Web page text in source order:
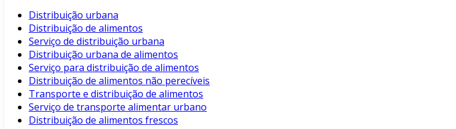
Distribuição urbana
Distribuição de alimentos
Serviço de distribuição urbana
Distribuição urbana de alimentos
Serviço para distribuição de alimentos
Distribuição de alimentos não perecíveis
Transporte e distribuição de alimentos
Serviço de transporte alimentar urbano
Distribuição de alimentos frescos